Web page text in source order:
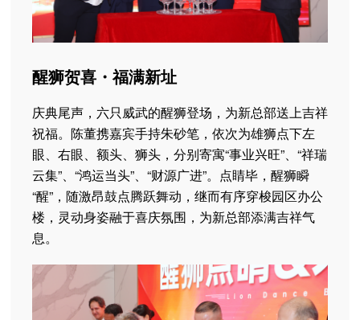
醒狮贺喜・福满新址
庆典尾声，六只威武的醒狮登场，为新总部送上吉祥
祝福。陈董携嘉宾手持朱砂笔，依次为雄狮点下左
眼、右眼、额头、狮头，分别寄寓“事业兴旺”、“祥瑞
云集”、“鸿运当头”、“财源广进”。点睛毕，醒狮瞬
“醒”，随激昂鼓点腾跃舞动，继而有序穿梭园区办公
楼，灵动身姿融于喜庆氛围，为新总部添满吉祥气
息。